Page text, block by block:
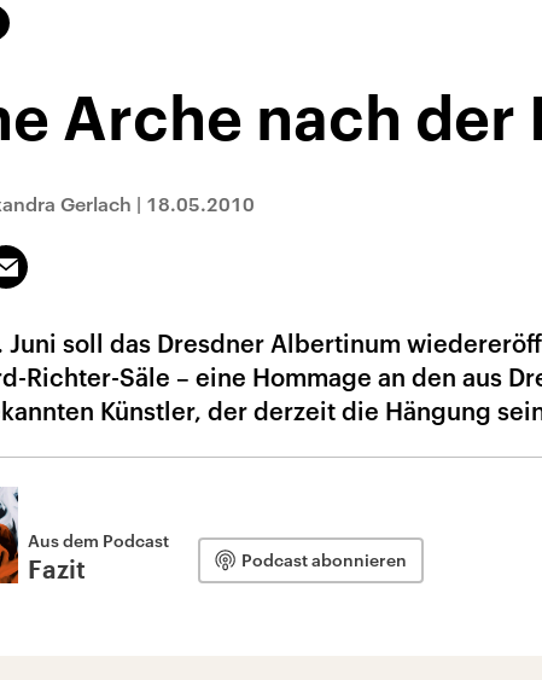
Arche nach der
Gerlach | 18.05.2010
teilen
Juni soll das Dresdner Albertinum
Richter-Säle – eine Hommage an den aus
Künstler, der derzeit die Hängung
Aus dem Podcast
Fazit Podcast abonnieren